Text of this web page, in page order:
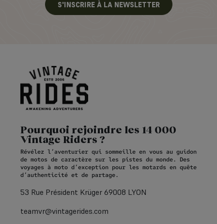
S'INSCRIRE À LA NEWSLETTER
Pourquoi rejoindre les 14 000
Vintage Riders ?
Révélez l’aventurier qui sommeille en vous au guidon
de motos de caractère sur les pistes du monde. Des
voyages à moto d’exception pour les motards en quête
d’authenticité et de partage.
53 Rue Président Krüger 69008 LYON
teamvr@vintagerides.com